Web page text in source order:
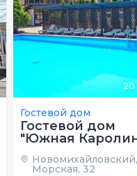
20
Гостевой дом
Гостевой дом
"Южная
Морская, 32